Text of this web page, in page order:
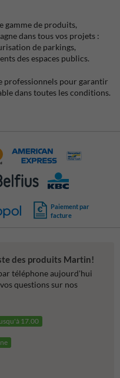
gamme de produits,
dans tous vos projets :
de parkings,
des espaces publics.
professionnels pour garantir
dans toutes les conditions.
Paiement par
facture
des produits Martin!
téléphone aujourd'hui
questions sur nos
17.00